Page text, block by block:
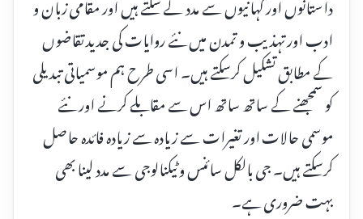
ادب اور تہذیب و تمدن میں نئے روایات کی جدید تقاضوں
کے مطابق تشکیل کرسکتے ہیں۔ اسی طرح ہم موسمیاتی تبدیلی
کو سمجھنے کے ساتھ ساتھ اس سے مقابلے کرنے اور نئے
موسمی حالات اور تغیرات سے زیادہ سے زیادہ فائدہ حاصل
کرسکتے ہیں۔ جی بالکل سائنس و ٹیکنالوجی سے مدد لینا بھی
بہت ضروری ہے۔